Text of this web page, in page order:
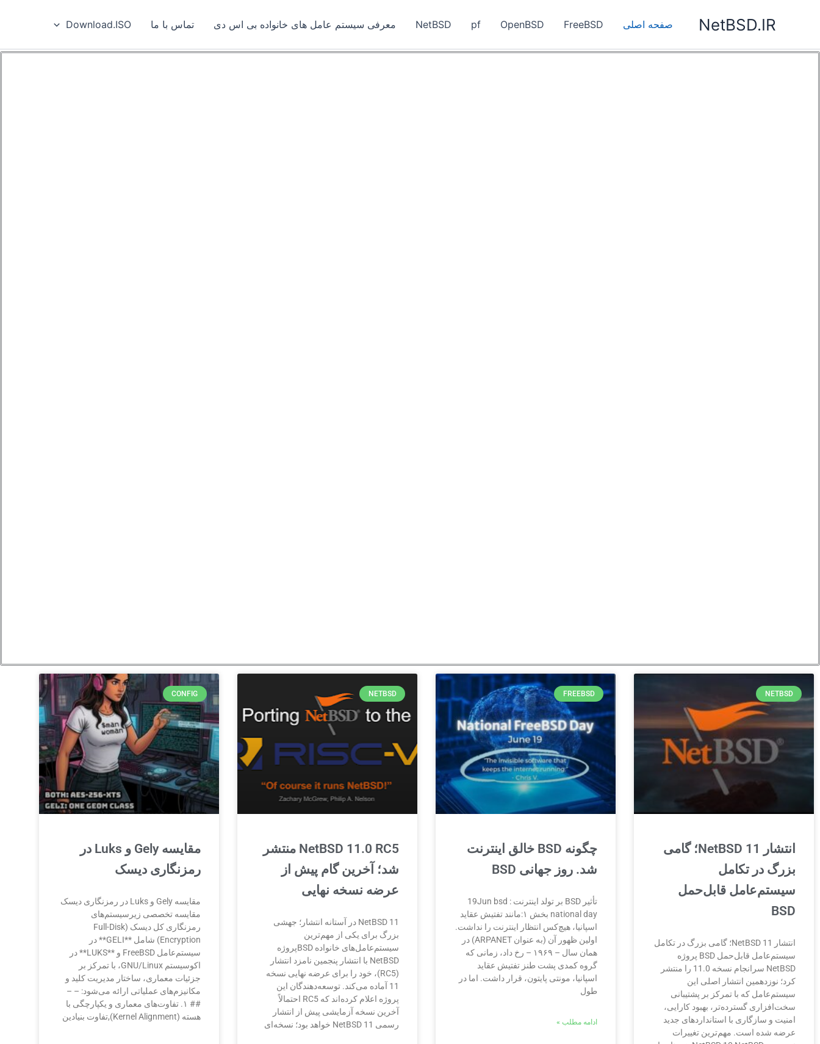
NetBSD.IR صفحه اصلی FreeBSD
OpenBSD
pf
NetBSD معرفی سیستم عامل های خانواده بی‌ اس‌ دی تماس با ما Download.ISO
NETBSD
انتشار NetBSD 11؛ گامی
بزرگ در تکامل
سیستم‌عامل قابل‌حمل
BSD
انتشار NetBSD 11؛ گامی بزرگ در تکامل
سیستم‌عامل قابل‌حمل BSD پروژه
NetBSD سرانجام نسخه 11.0 را منتشر
کرد؛ نوزدهمین انتشار اصلی این
سیستم‌عامل که با تمرکز بر پشتیبانی
سخت‌افزاری گسترده‌تر، بهبود کارایی،
امنیت و سازگاری با استانداردهای جدید
عرضه شده است. مهم‌ترین تغییرات
FREEBSD
چگونه BSD خالق اینترنت
شد. روز جهانی BSD
تأثیر BSD بر تولد اینترنت : 19Jun bsd
national day بخش ۱:مانند تفتیش عقاید
اسپانیا، هیچ‌کس انتظار اینترنت را نداشت.
اولین ظهور آن (به عنوان ARPANET) در
همان سال – ۱۹۶۹ – رخ داد، زمانی که
گروه کمدی پشت طنز تفتیش عقاید
اسپانیا، مونتی پایتون، قرار داشت. اما در
طول
ادامه مطلب »
NETBSD
NetBSD 11.0 RC5 منتشر
شد؛ آخرین گام پیش از
عرضه نسخه نهایی
NetBSD 11 در آستانه انتشار؛ جهشی
بزرگ برای یکی از مهم‌ترین
سیستم‌عامل‌های خانواده BSDپروژه
NetBSD با انتشار پنجمین نامزد انتشار
(RC5)، خود را برای عرضه نهایی نسخه
11 آماده می‌کند. توسعه‌دهندگان این
پروژه اعلام کرده‌اند که RC5 احتمالاً
آخرین نسخه آزمایشی پیش از انتشار
رسمی NetBSD 11 خواهد بود؛ نسخه‌ای
CONFIG
مقایسه Gely و Luks در
رمزنگاری دیسک
مقایسه Gely و Luks در رمزنگاری دیسک
مقایسه تخصصی زیرسیستم‌های
رمزنگاری کل دیسک (Full-Disk
Encryption) شامل **GELI** در
سیستم‌عامل FreeBSD و **LUKS** در
اکوسیستم GNU/Linux، با تمرکز بر
جزئیات معماری، ساختار مدیریت کلید و
مکانیزم‌های عملیاتی ارائه می‌شود: – –
## ۱. تفاوت‌های معماری و یکپارچگی با
هسته (Kernel Alignment),تفاوت بنیادین